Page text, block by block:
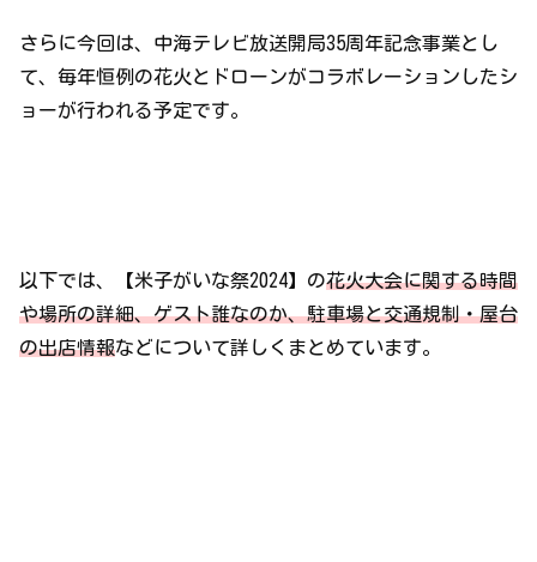
さらに今回は、中海テレビ放送開局35周年記念事業とし
て、毎年恒例の花火とドローンがコラボレーションしたシ
ョーが行われる予定です。
以下では、【米子がいな祭2024】の花火大会に関する時間
や場所の詳細、ゲスト誰なのか、駐車場と交通規制・屋台
の出店情報などについて詳しくまとめています。